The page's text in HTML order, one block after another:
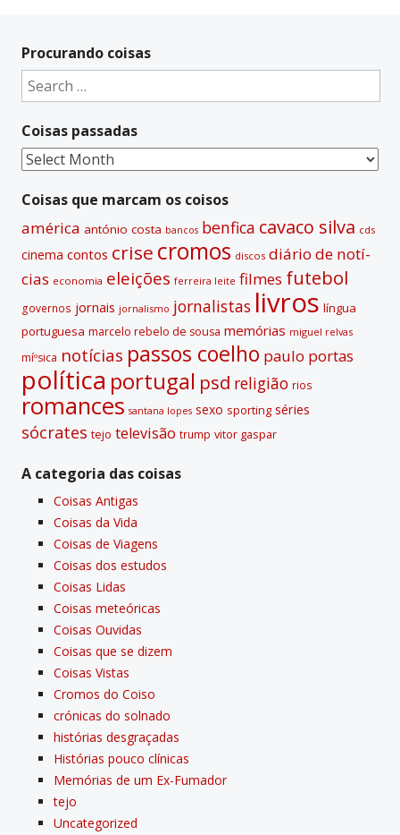
t
e
a
t
i
v
Procurando coisas
Search
for:
Coisas passadas
Coisas
Coisas que marcam os coisos
américa antónio costa bancos benfica cavaco silva cds
cinema contos crise cromos discos diário de notí­
cias economia eleições ferreira leite filmes futebol
governos jornais jornalismo jornalistas livros lí­ngua
portuguesa marcelo rebelo de sousa memórias miguel relvas
míºsica notí­cias passos coelho paulo portas
polí­tica portugal psd religião rios
romances santana lopes sexo sporting séries
sócrates tejo televisão trump vitor gaspar
A categoria das coisas
Coisas Antigas
Coisas da Vida
Coisas de Viagens
Coisas dos estudos
Coisas Lidas
Coisas meteóricas
Coisas Ouvidas
Coisas que se dizem
Coisas Vistas
Cromos do Coiso
crónicas do solnado
histórias desgraçadas
Histórias pouco clí­nicas
Memórias de um Ex-Fumador
tejo
Uncategorized